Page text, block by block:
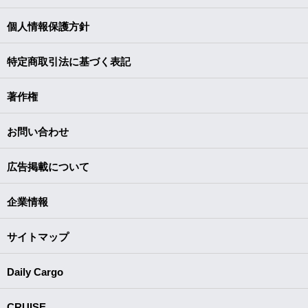
個人情報保護方針
特定商取引法に基づく表記
著作権
お問い合わせ
広告掲載について
企業情報
サイトマップ
Daily Cargo